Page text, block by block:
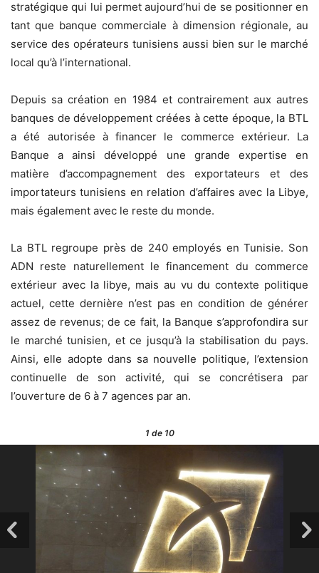
stratégique qui lui permet aujourd’hui de se positionner en
tant que banque commerciale à dimension régionale, au
service des opérateurs tunisiens aussi bien sur le marché
local qu’à l’international.
Depuis sa création en 1984 et contrairement aux autres
banques de développement créées à cette époque, la BTL
a été autorisée à financer le commerce extérieur. La
Banque a ainsi développé une grande expertise en
matière d’accompagnement des exportateurs et des
importateurs tunisiens en relation d’affaires avec la Libye,
mais également avec le reste du monde.
La BTL regroupe près de 240 employés en Tunisie. Son
ADN reste naturellement le financement du commerce
extérieur avec la libye, mais au vu du contexte politique
actuel, cette dernière n’est pas en condition de générer
assez de revenus; de ce fait, la Banque s’approfondira sur
le marché tunisien, et ce jusqu’à la stabilisation du pays.
Ainsi, elle adopte dans sa nouvelle politique, l’extension
continuelle de son activité, qui se concrétisera par
l’ouverture de 6 à 7 agences par an.
1de 10